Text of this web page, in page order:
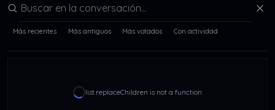
Buscar en la conversación
Más recientes Más antiguos Más votados Con actividad
list.replaceChildren is not a function